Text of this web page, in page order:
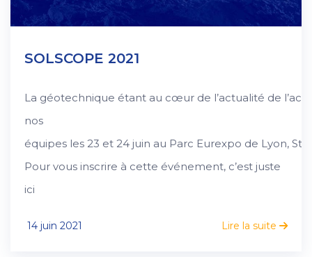
SOLSCOPE 2021
La géotechnique étant au cœur de l’actualité de
nos
équipes les 23 et 24 juin au Parc Eurexpo de Lyon,
Pour vous inscrire à cette événement, c’est juste
ici
14 juin 2021 Lire la suite